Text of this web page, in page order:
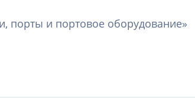
порты и портовое оборудование»